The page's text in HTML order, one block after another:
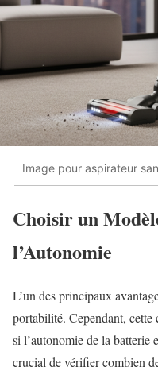
Image pour aspirateur
Choisir un
l’Autonomie
L’un des principaux
portabilité. Cependant, cette
si l’autonomie de la batterie
crucial de vérifier combien